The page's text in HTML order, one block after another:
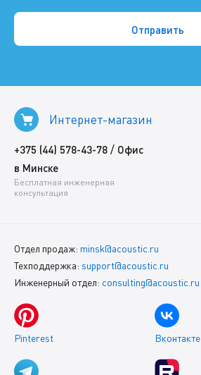
Интернет-магазин
+375 (44) 578-43-78 / Офис
в Минске
Бесплатная инженерная
консультация
Отдел продаж: minsk@acoustic.ru
Техподдержка: support@acoustic.ru
Инженерный отдел: consulting@acoustic.ru
Pinterest Вконтакте